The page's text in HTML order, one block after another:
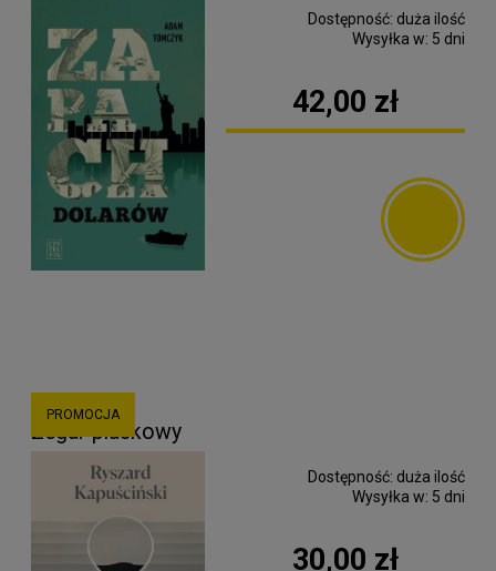
Dostępność: duża ilość
Wysyłka w: 5 dni
42,00 zł
Zegar piaskowy
Dostępność: duża ilość
Wysyłka w: 5 dni
30,00 zł
PROMOCJA